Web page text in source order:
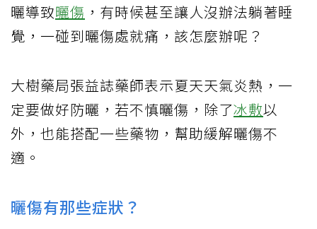
曬導致曬傷 ，有時候甚至讓人沒辦法躺著睡
覺，一碰到曬傷處就痛，該怎麼辦呢？
大樹藥局張益誌藥師表示夏天天氣炎熱，一
定要做好防曬，若不慎曬傷，除了冰敷以
外，也能搭配一些藥物，幫助緩解曬傷不
適。
曬傷有那些症狀？